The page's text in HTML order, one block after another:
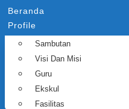
Beranda
Profile
Sambutan
Visi Dan Misi
Guru
Ekskul
Fasilitas